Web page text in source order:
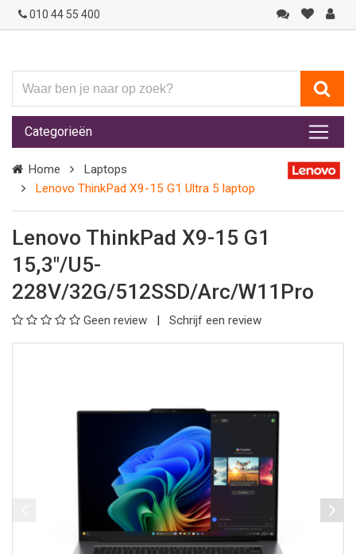
010 44 55 400
ben
je
naar
op
zoek?
Categorieën
Home
Laptops
Lenovo ThinkPad X9-15 G1 Ultra 5 laptop
Lenovo ThinkPad X9-15 G1
15,3"/U5-
228V/32G/512SSD/Arc/W11Pro
Geen review Schrijf een review